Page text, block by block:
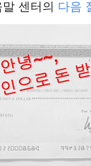
센터의 다음